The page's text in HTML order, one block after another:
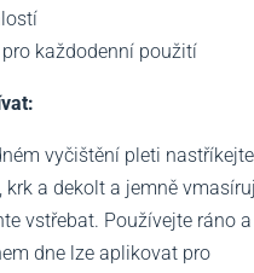
každodenní použití
vyčištění pleti nastříkejte
krk a dekolt a jemně
vstřebat. Používejte ráno a
dne lze aplikovat pro